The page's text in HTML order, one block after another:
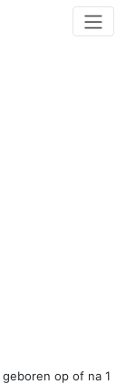
geboren op of na 1